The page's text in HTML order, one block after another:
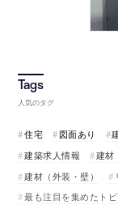
人気のタグ
住宅 図面あり
建築求人情報
建材
建材（外装・壁）
最も注目を集めたト